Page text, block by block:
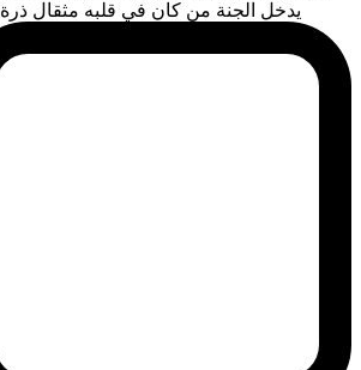
يدخل الجنة من كان في قلبه مثقال